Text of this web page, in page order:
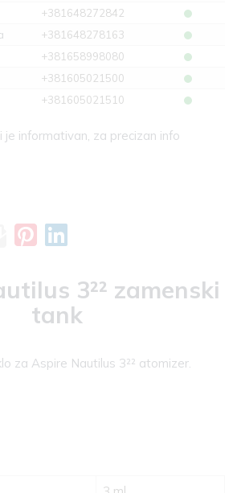
+381648272842
+381648278163
+381658998080
+381605021500
+381605021510
informativan, za precizan info
3²² zamenski
tank
za Aspire Nautilus 3²² atomizer.